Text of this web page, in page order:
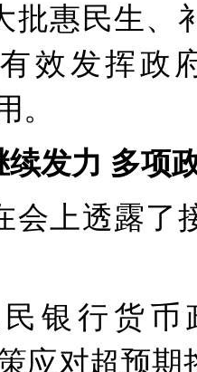
批惠民生、
效发挥政
。
续发力 多项
上透露了
行货币
应对超预期